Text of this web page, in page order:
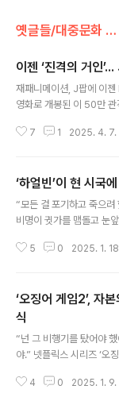
옛글들/대중문화 비평
이젠 ‘진격의 거인
재패니메이션, J팝에 이
영화로 개봉된 이 50만 관객
있는 현재, J콘텐츠의 진
저력을 보였다. 57분짜리
서는 방영하지 않고 오로
을 생각해보면 30만 관객
게 자리하고 있다는 사실
7 1 2025. 4. 7.
‘하얼빈’이 현 시국
“모든 걸 포기하고 죽으
비명이 귓가를 맴돌고 눈
다는 것을. 그리고 내가 해
이션과 함께 죽은 줄 알았
두만강을 건너 살아돌아
에서 봐야 그 압도적인 스
제 두만강의 풍경은 아닐
를 홀로 걸어나가는 모습
느낌으로, 그 곳을 걷는 이
5 0 2025. 1.
‘오징어 게임2’, 자
식
“넌 그 비행기를 탔어야
야.” 넷플릭스 시리즈 ‘오
한 경고다. 시즌1 엔딩에
4 0 2025. 1. 9.